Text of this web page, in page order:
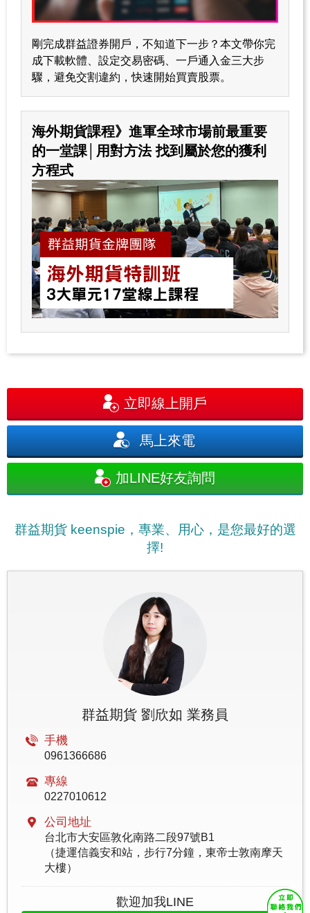
剛完成群益證券開戶，不知道下一步？本文帶你完
成下載軟體、設定交易密碼、一戶通入金三大步
驟，避免交割違約，快速開始買賣股票。
海外期貨課程》進軍全球市場前最重要
的一堂課│用對方法 找到屬於您的獲利
方程式
立即線上開戶
馬上來電
加LINE好友詢問
群益期貨 keenspie，專業、用心，是您最好的選
擇!
群益期貨 劉欣如 業務員
手機
0961366686
專線
0227010612
公司地址
台北市大安區敦化南路二段97號B1
（捷運信義安和站，步行7分鐘，東帝士敦南摩天
大樓）
歡迎加我LINE